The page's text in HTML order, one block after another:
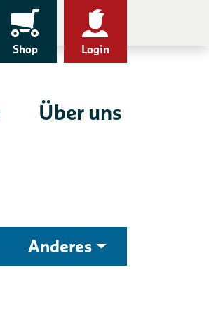
Shop Login
Über uns
Anderes